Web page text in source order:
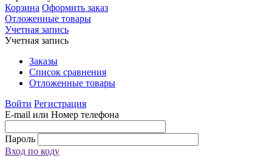
Корзина Оформить заказ
Отложенные товары
Учетная запись
Учетная запись
Заказы
Список сравнения
Отложенные товары
Войти Регистрация
E-mail или Номер телефона
Пароль
Вход по коду